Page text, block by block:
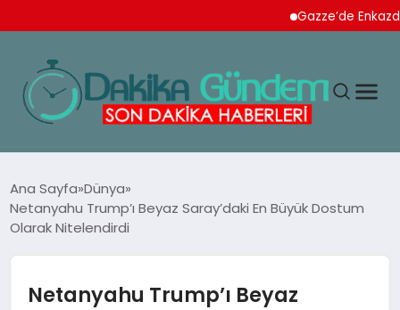
Gazze’de Enkazdan
TEKNOLOJI
SPOR
Ana Sayfa Dünya
Netanyahu Trump’ı Beyaz Saray’daki En Büyük Dostum
Olarak Nitelendirdi
Netanyahu Trump’ı Beyaz